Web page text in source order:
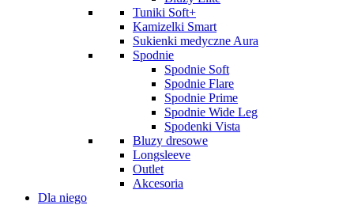
Tuniki Soft+
Kamizelki Smart
Sukienki medyczne Aura
Spodnie
Spodnie Soft
Spodnie Flare
Spodnie Prime
Spodnie Wide Leg
Spodenki Vista
Bluzy dresowe
Longsleeve
Outlet
Akcesoria
Dla niego